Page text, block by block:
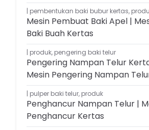
pembentukan baki bubur kertas,
Mesin Pembuat Baki Apel |
Baki Buah Kertas
produk, pengering baki telur
Pengering Nampan Telur
Mesin Pengering Nampan
pulper baki telur, produk
Penghancur Nampan Telur |
Penghancur Kertas